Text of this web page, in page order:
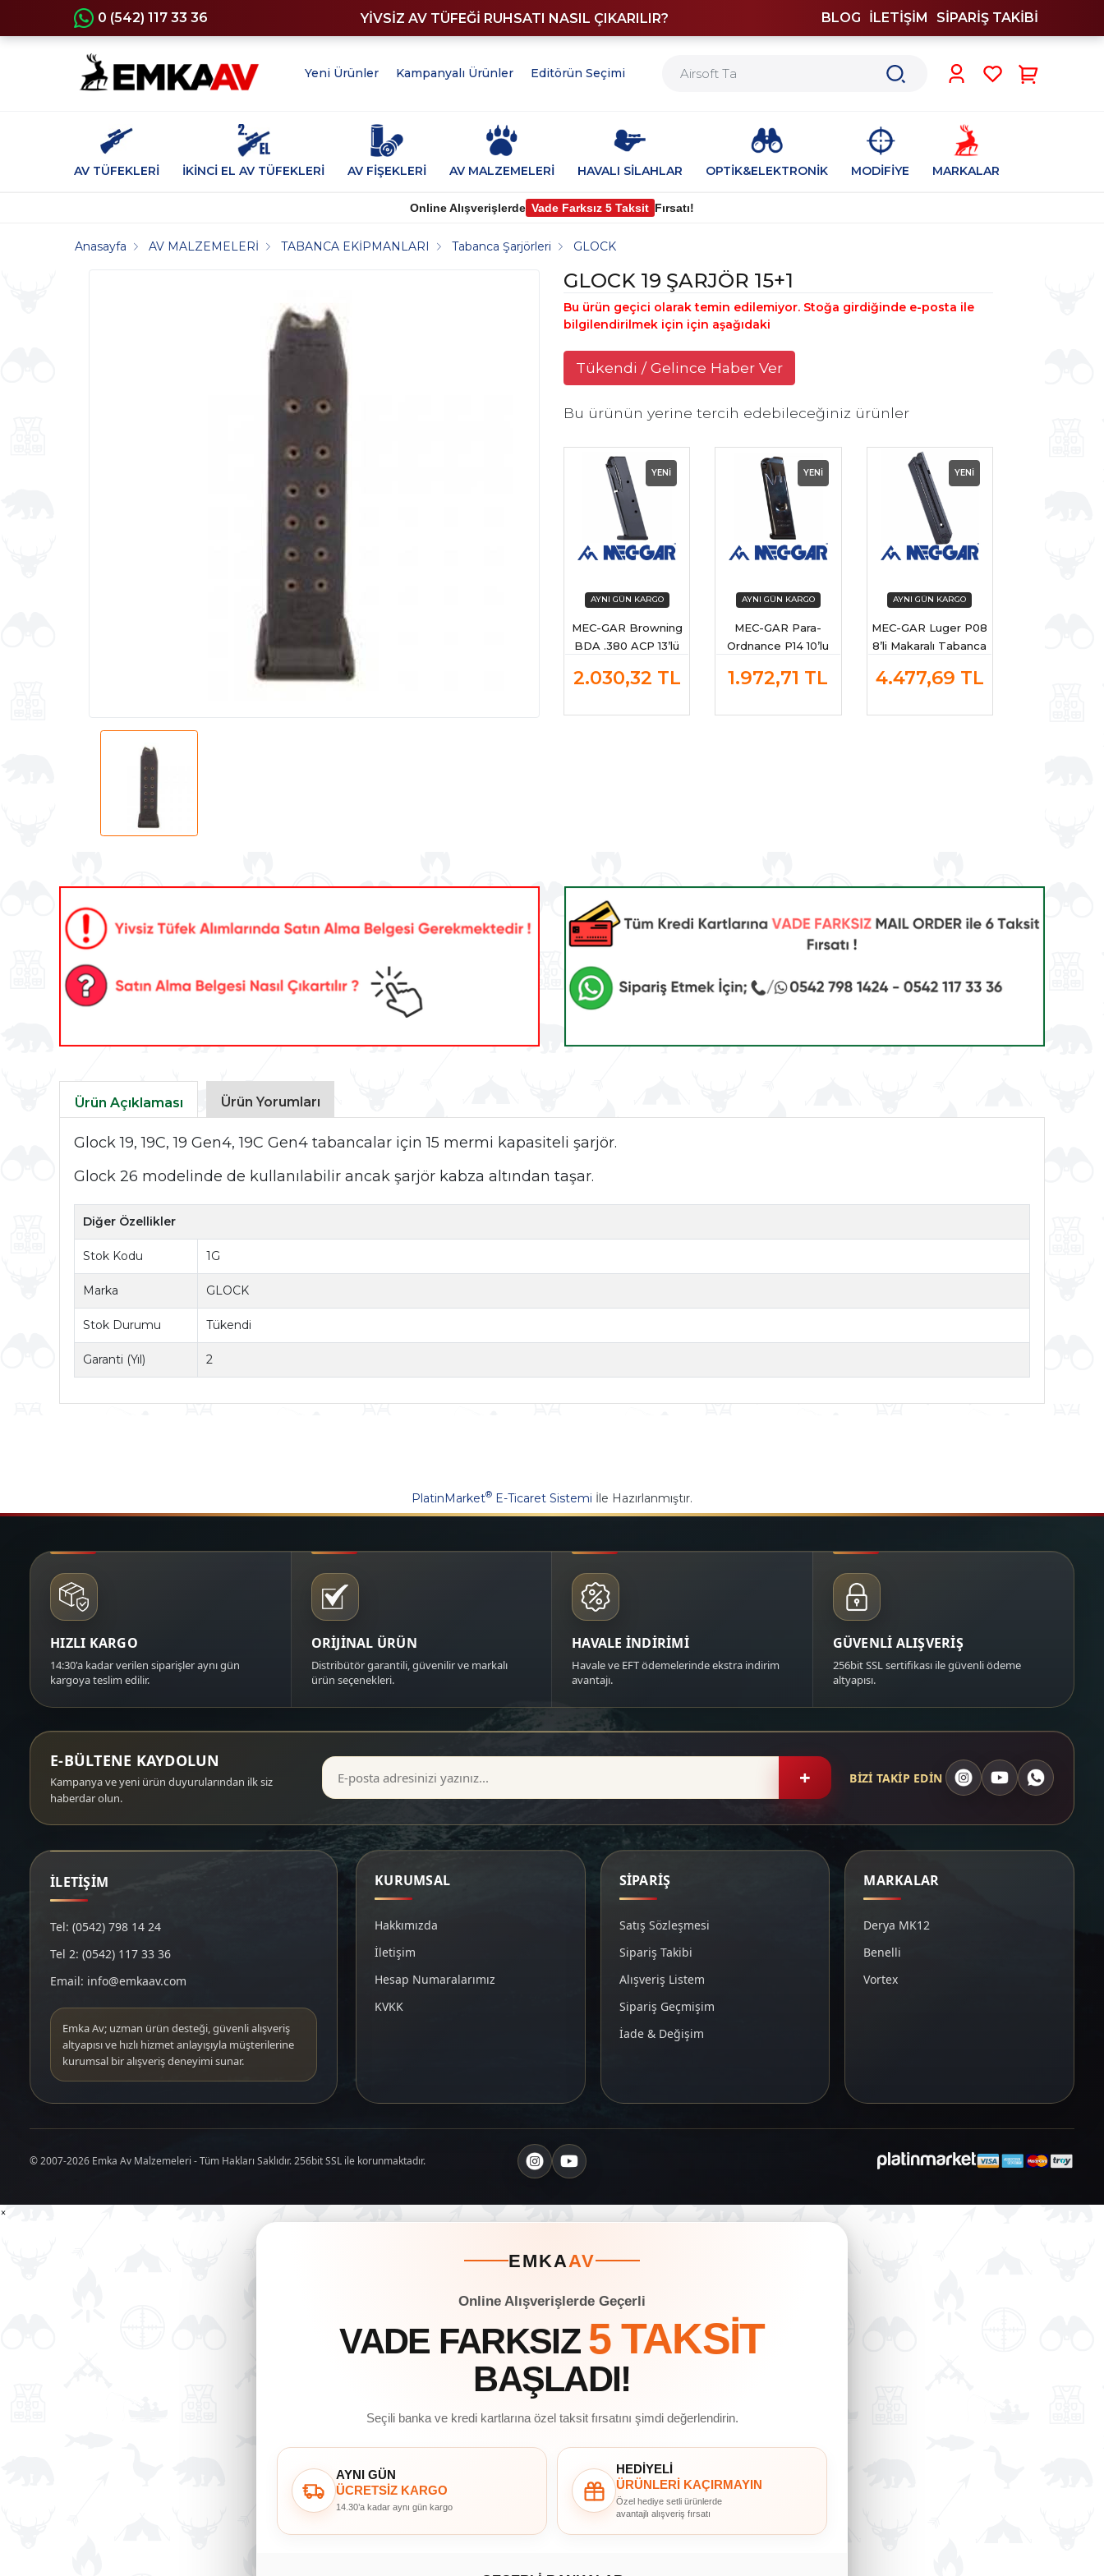
0 (542) 117 33 36 YİVSİZ AV TÜFEĞİ RUHSATI NASIL ÇIKARILIR? BLOG İLETİŞİM SİPARİŞ TAKİBİ
Yeni Ürünler Kampanyalı Ürünler Editörün Seçimi
AV TÜFEKLERİ İKİNCİ EL AV TÜFEKLERİ AV FİŞEKLERİ AV MALZEMELERİ HAVALI SİLAHLAR OPTİK&ELEKTRONİK MODİFİYE MARKALAR
Online Alışverişlerde Vade Farksız 5 Taksit Fırsatı!
Anasayfa AV MALZEMELERİ TABANCA EKİPMANLARI Tabanca Şarjörleri GLOCK
GLOCK 19 ŞARJÖR 15+1
Bu ürün geçici olarak temin edilemiyor. Stoğa girdiğinde e-posta ile
bilgilendirilmek için için aşağıdaki
Tükendi / Gelince Haber Ver
Bu ürünün yerine tercih edebileceğiniz ürünler
YENİ
MEC-GAR Browning
BDA .380 ACP 13’lü
2.030,32 TL
YENİ
MEC-GAR Para-
Ordnance P14 10’lu
ACP
1.972,71 TL
YENİ
MEC-GAR Luger P08
8’li Makaralı Tabanca
4.477,69 TL
Ürün Açıklaması Ürün Yorumları
Glock 19, 19C, 19 Gen4, 19C Gen4 tabancalar için 15 mermi kapasiteli şarjör.
Glock 26 modelinde de kullanılabilir ancak şarjör kabza altından taşar.
Diğer Özellikler
Stok Kodu 1G
Marka GLOCK
Stok Durumu Tükendi
Garanti (Yıl) 2
PlatinMarket® E-Ticaret Sistemi İle Hazırlanmıştır.
HIZLI KARGO
14:30'a kadar verilen siparişler aynı gün
kargoya teslim edilir.
ORİJİNAL ÜRÜN
Distribütör garantili, güvenilir ve markalı
ürün seçenekleri.
HAVALE İNDİRİMİ
Havale ve EFT ödemelerinde ekstra indirim
avantajı.
GÜVENLİ ALIŞVERİŞ
256bit SSL sertifikası ile güvenli ödeme
altyapısı.
E-BÜLTENE KAYDOLUN
Kampanya ve yeni ürün duyurularından ilk siz
haberdar olun.
+ BİZİ TAKİP EDİN
İLETİŞİM
Tel: (0542) 798 14 24
Tel 2: (0542) 117 33 36
Email: info@emkaav.com
Emka Av; uzman ürün desteği, güvenli alışveriş
altyapısı ve hızlı hizmet anlayışıyla müşterilerine
kurumsal bir alışveriş deneyimi sunar.
KURUMSAL
Hakkımızda
İletişim
Hesap Numaralarımız
KVKK
SİPARİŞ
Satış Sözleşmesi
Sipariş Takibi
Alışveriş Listem
Sipariş Geçmişim
İade & Değişim
MARKALAR
Derya MK12
Benelli
Vortex
© 2007-2026 Emka Av Malzemeleri - Tüm Hakları Saklıdır. 256bit SSL ile korunmaktadır.
×
EMKAAV
Online Alışverişlerde Geçerli
VADE FARKSIZ 5 TAKSİT
BAŞLADI!
Seçili banka ve kredi kartlarına özel taksit fırsatını şimdi değerlendirin.
AYNI GÜN
ÜCRETSİZ KARGO
14.30’a kadar aynı gün kargo
HEDİYELİ
ÜRÜNLERİ KAÇIRMAYIN
Özel hediye setli ürünlerde
avantajlı alışveriş fırsatı